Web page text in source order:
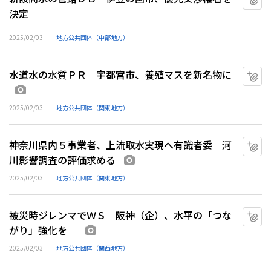
決定
2025/02/03 地方公共団体（中部地方）
水道水の水質ＰＲ 宇都宮市、養殖マスを新名物に
2025/02/03 地方公共団体（関東地方）
神奈川県内５事業者、上流取水実現へ有識者委 河
川影響調査の評価求める
2025/02/03 地方公共団体（関東地方）
被災時ジレンマでＷＳ 阪神（企）、水平の「つな
がり」強化を
2025/02/03 地方公共団体（関西地方）